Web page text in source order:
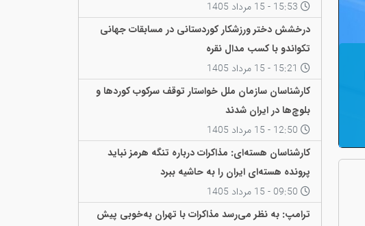
می‌کنند
درخشش دختر ورزشکار کوردستانی در مسابقات جهانی
تکواندو با کسب مدال نقره
کارشناسان سازمان ملل خواستار توقف سرکوب کوردها و
بلوچ‌ها در ایران شدند
کارشناسان هسته‌ای: مذاکرات درباره تنگه هرمز نباید
پرونده هسته‌ای ایران را به حاشیه ببرد
ترامپ: به نظر می‌رسد مذاکرات با تهران به‌خوبی پیش